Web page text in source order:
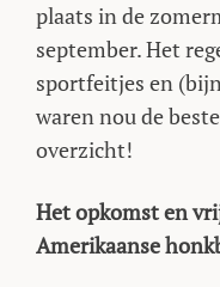
plaats in de
september. Het
sportfeitjes en
waren nou de
overzicht!
Het opkomst en
Amerikaanse